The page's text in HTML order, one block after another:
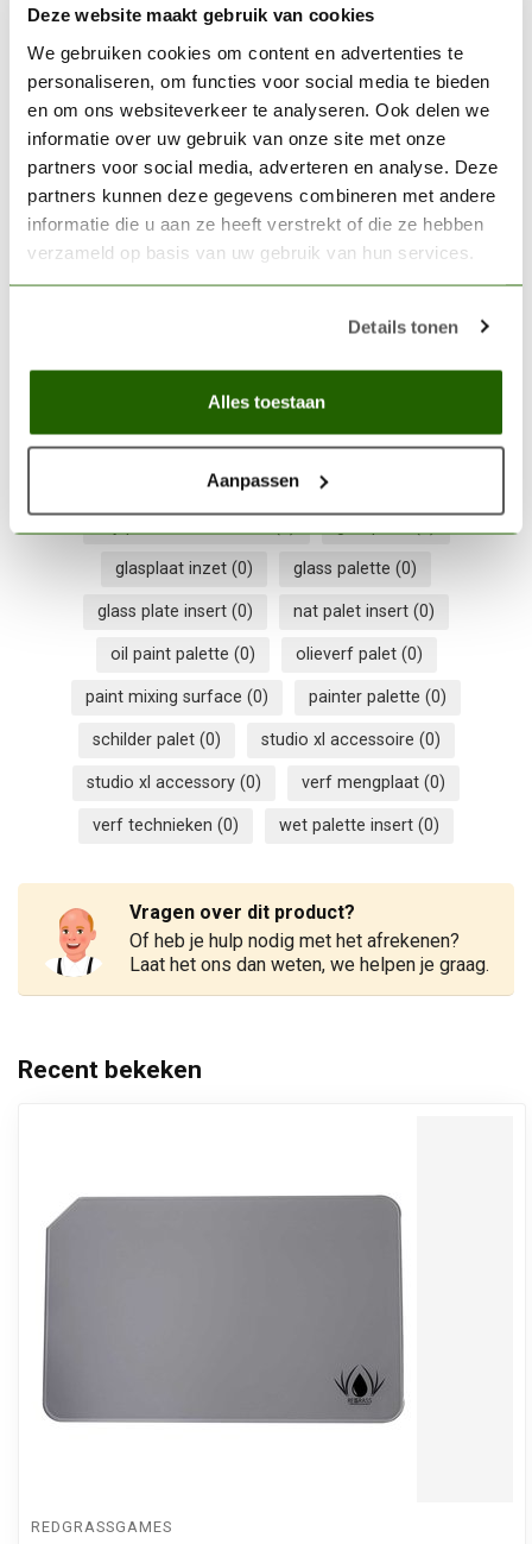
Deze website maakt gebruik van cookies
We gebruiken cookies om content en advertenties te
personaliseren, om functies voor social media te bieden
en om ons websiteverkeer te analyseren. Ook delen we
informatie over uw gebruik van onze site met onze
partners voor social media, adverteren en analyse. Deze
partners kunnen deze gegevens combineren met andere
informatie die u aan ze heeft verstrekt of die ze hebben
verzameld op basis van uw gebruik van hun services.
Details tonen
Alles toestaan
Aanpassen
Niet op voorraad
VALLEJO
Vallejo Thinner Medium -
60ml - 73524
Op voorraad
€6,86
Vallejo #3 Stainless steel
tweezers - pincet met
(0) droog palet conversie
glasplaat inzet (0) glass palette (0)
glass plate insert (0) nat palet insert (0)
oil paint palette (0) olieverf palet (0)
paint mixing surface (0) painter palette (0)
schilder palet (0) studio xl accessoire (0)
studio xl accessory (0) verf mengplaat (0)
verf technieken (0) wet palette insert (0)
Vragen over dit product?
Of heb je hulp nodig met het afrekenen?
Laat het ons dan weten, we helpen je graag.
Recent bekeken
REDGRASSGAMES